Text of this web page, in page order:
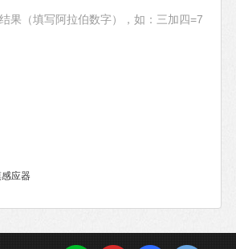
果（填写阿拉伯数字），如：三加四=7
应器